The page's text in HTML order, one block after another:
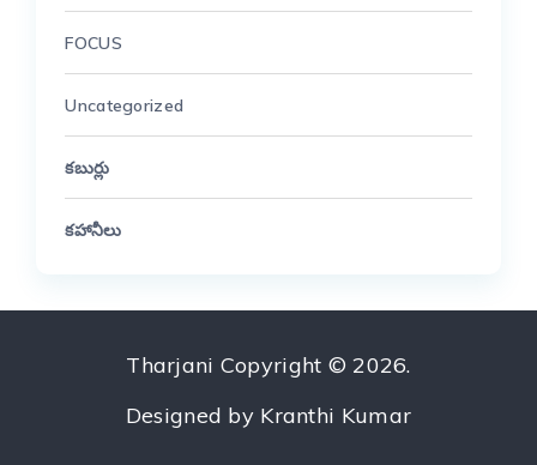
FOCUS
Uncategorized
కబుర్లు
కహానీలు
Tharjani Copyright © 2026.
Designed by Kranthi Kumar